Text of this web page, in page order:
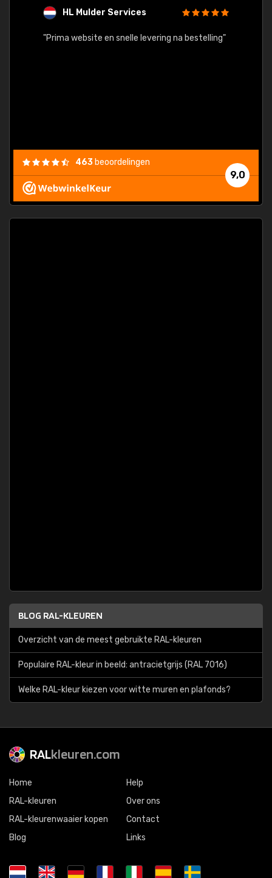
HL Mulder Services
"Prima website en snelle levering na bestelling"
9,0
463 beoordelingen
BLOG RAL-KLEUREN
Overzicht van de meest gebruikte RAL-kleuren
Populaire RAL-kleur in beeld: antracietgrijs (RAL 7016)
Welke RAL-kleur kiezen voor witte muren en plafonds?
RALkleuren.com
Home
RAL-kleuren
RAL-kleurenwaaier kopen
Blog
Help
Over ons
Contact
Links